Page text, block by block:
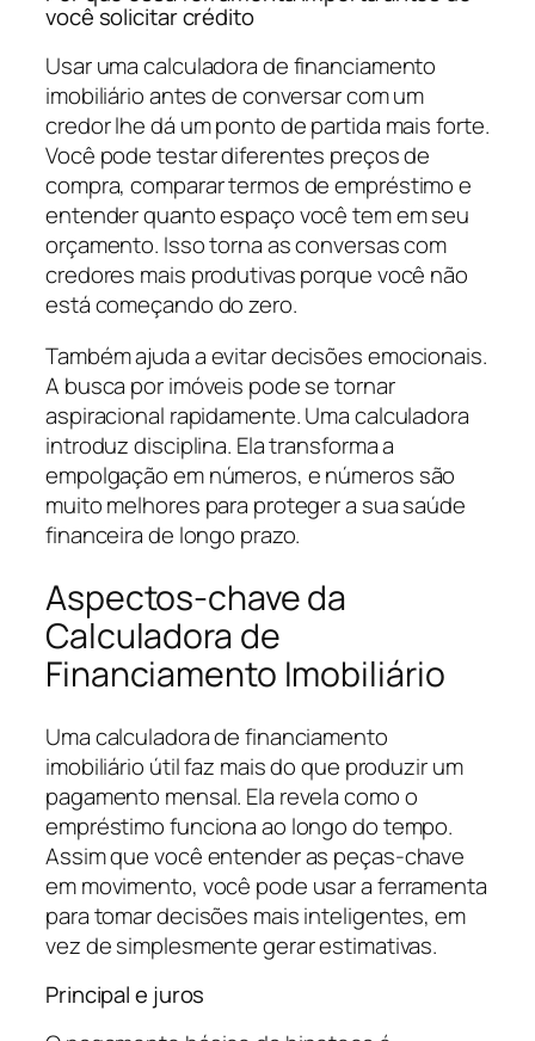
você solicitar crédito
Usar uma calculadora de financiamento
imobiliário antes de conversar com um
credor lhe dá um ponto de partida mais forte.
Você pode testar diferentes preços de
compra, comparar termos de empréstimo e
entender quanto espaço você tem em seu
orçamento. Isso torna as conversas com
credores mais produtivas porque você não
está começando do zero.
Também ajuda a evitar decisões emocionais.
A busca por imóveis pode se tornar
aspiracional rapidamente. Uma calculadora
introduz disciplina. Ela transforma a
empolgação em números, e números são
muito melhores para proteger a sua saúde
financeira de longo prazo.
Aspectos-chave da
Calculadora de
Financiamento Imobiliário
Uma calculadora de financiamento
imobiliário útil faz mais do que produzir um
pagamento mensal. Ela revela como o
empréstimo funciona ao longo do tempo.
Assim que você entender as peças-chave
em movimento, você pode usar a ferramenta
para tomar decisões mais inteligentes, em
vez de simplesmente gerar estimativas.
Principal e juros